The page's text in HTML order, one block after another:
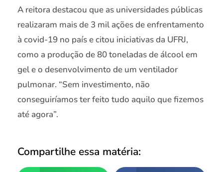
A reitora destacou que as universidades públicas
realizaram mais de 3 mil ações de enfrentamento
à covid-19 no país e citou iniciativas da UFRJ,
como a produção de 80 toneladas de álcool em
gel e o desenvolvimento de um ventilador
pulmonar. “Sem investimento, não
conseguiríamos ter feito tudo aquilo que fizemos
até agora”.
Compartilhe essa matéria: